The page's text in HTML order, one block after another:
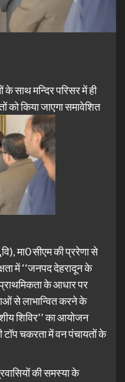
के साथ मन्दिर परिसर में ही
को किया जाएगा समावेशित
मा0 सीएम की प्ररेणा से
में ‘‘जनपद देहरादून के
प्राथमिकता के आधार पर
से लाभान्वित करने के
शिविर’’ का आयोजन
टॉप चकरता में वन पंचायतों के
की समस्या के